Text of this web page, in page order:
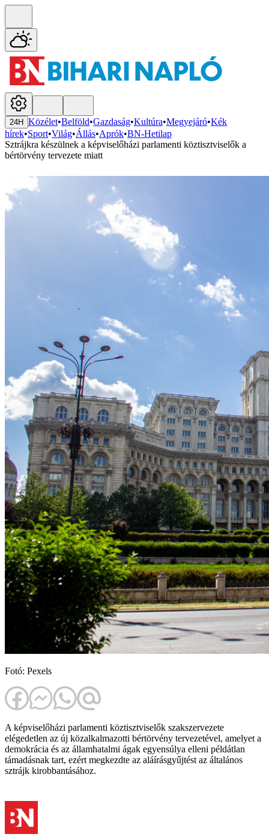
24H Közélet•Belföld•Gazdaság•Kultúra•Megyejáró•Kék
hírek•Sport•Világ•Állás•Aprók•BN-Hetilap
Sztrájkra készülnek a képviselőházi parlamenti köztisztviselők a
bértörvény tervezete miatt
Fotó: Pexels
A képviselőházi parlamenti köztisztviselők szakszervezete
elégedetlen az új közalkalmazotti bértörvény tervezetével, amelyet a
demokrácia és az államhatalmi ágak egyensúlya elleni példátlan
támadásnak tart, ezért megkezdte az aláírásgyűjtést az általános
sztrájk kirobbantásához.